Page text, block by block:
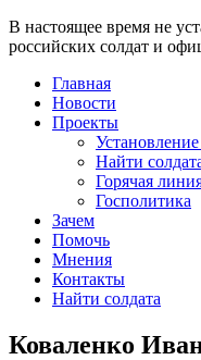
В настоящее время не
российских солдат и
Главная
Новости
Проекты
Установление
Найти
Горячая
Госполитика
Зачем
Помочь
Мнения
Контакты
Найти солдата
Коваленко